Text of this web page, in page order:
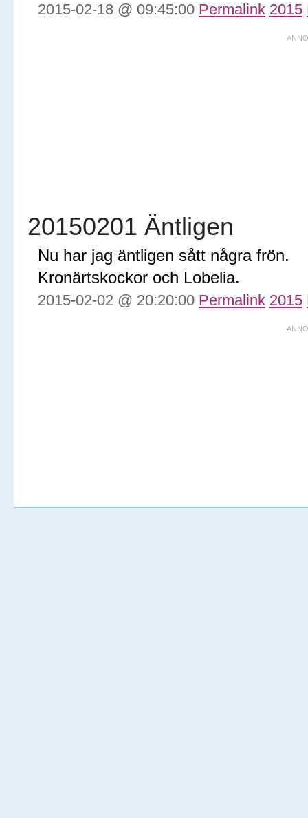
2015-02-18 @ 09:45:00 Permalink 2015
20150201 Äntligen
Nu har jag äntligen sått några frön.
Kronärtskockor och Lobelia.
2015-02-02 @ 20:20:00 Permalink 2015